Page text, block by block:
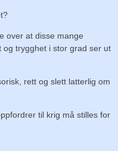
over at disse mange
trygghet i stor grad ser ut
rett og slett latterlig om
til krig må stilles for